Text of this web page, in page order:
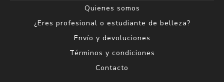
Quienes somos
¿Eres profesional o estudiante de belleza?
Envío y devoluciones
Términos y condiciones
Contacto